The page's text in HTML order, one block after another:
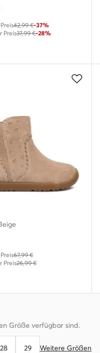
42,99 €-37%
Preis37,99 €-28%
67,99 €
Preis26,99 €
Größe verfügbar sind.
28 29 Weitere Größen